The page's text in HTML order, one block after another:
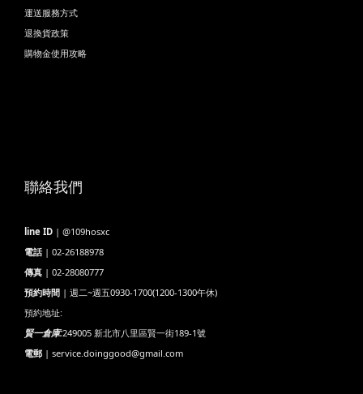
運送服務方式
退換貨政策
購物金使用攻略
聯絡我們
line ID | @109hosxc
電話 | 02-26188978
傳真 | 02-28080777
預約時間 | 週二~週五0930-1700(1200-1300午休)
預約地址:
賢一倉庫:249005 新北市八里區賢一街189-1號
電郵 | service.doinggood@gmail.com